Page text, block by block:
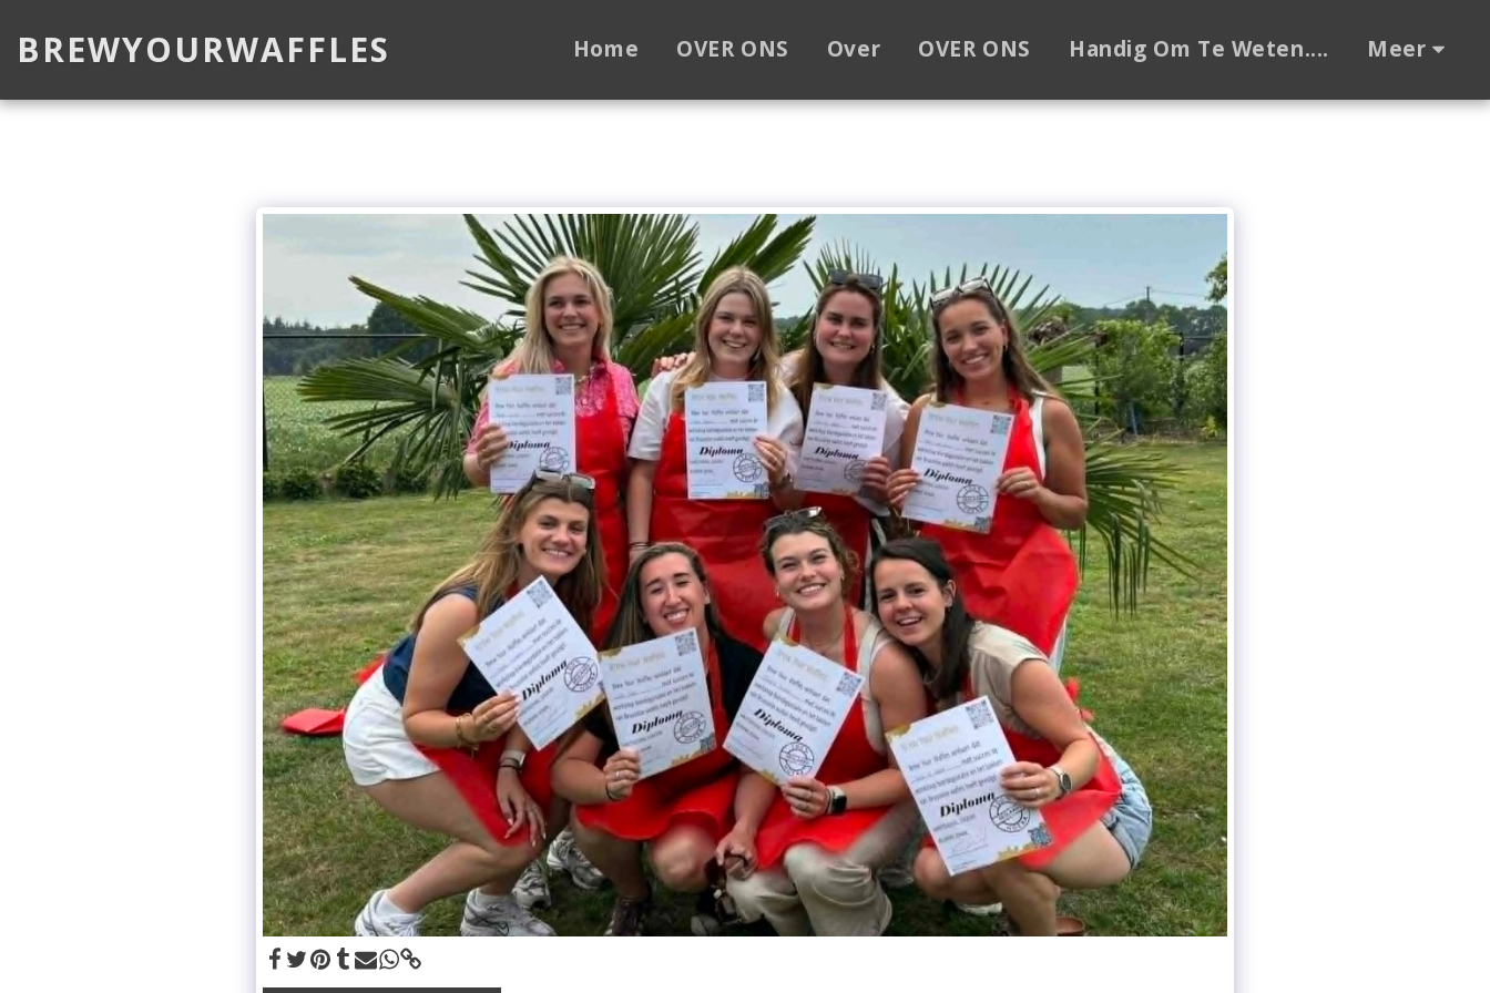
BREWYOURWAFFLES Home OVER ONS Over OVER ONS Handig Om Te Weten.... Meer